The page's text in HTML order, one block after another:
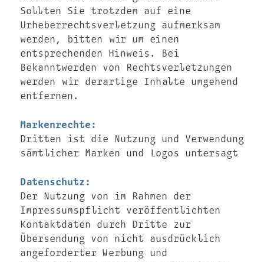
Sollten Sie trotzdem auf eine
Urheberrechtsverletzung aufmerksam
werden, bitten wir um einen
entsprechenden Hinweis. Bei
Bekanntwerden von Rechtsverletzungen
werden wir derartige Inhalte umgehend
entfernen.
Markenrechte:
Dritten ist die Nutzung und Verwendung
sämtlicher Marken und Logos untersagt
Datenschutz:
Der Nutzung von im Rahmen der
Impressumspflicht veröffentlichten
Kontaktdaten durch Dritte zur
Übersendung von nicht ausdrücklich
angeforderter Werbung und